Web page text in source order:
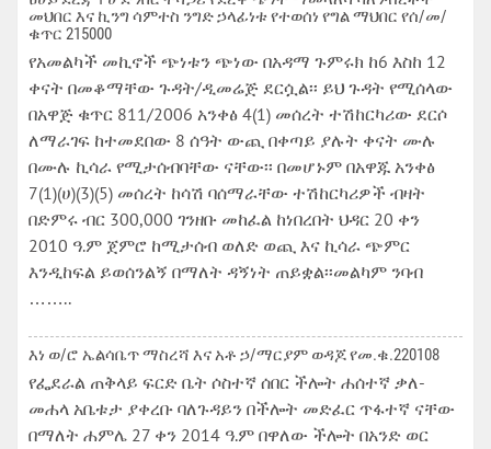
መህበር እና ኪንግ ሳምተስ ንግድ ኃላፊነቱ የተወሰነ የግል ማህበር የሰ/መ/
ቁጥር 215000
የአመልካች መኪኖች ጭነቱን ጭነው በአዳማ ጉምሩክ ከ6 እስከ 12
ቀናት በመቆማቸው ጉዳት/ዲመሬጅ ደርሷል፡፡ ይህ ጉዳት የሚሰላው
በአዋጅ ቁጥር 811/2006 አንቀፅ 4(1) መሰረት ተሽከርካሪው ደርሶ
ለማራገፍ ከተመደበው 8 ሰዓት ውጪ በቀጣይ ያሉት ቀናት ሙሉ
በሙሉ ኪሳራ የሚታሰብባቸው ናቸው፡፡ በመሆኑም በአዋጁ አንቀፅ
7(1)(ሀ)(3)(5) መሰረት ከሳሽ ባሰማራቸው ተሽከርካሪዎች ብዛት
በድምሩ ብር 300,000 ገንዘቡ መከፈል ከነበረበት ህዳር 20 ቀን
2010 ዓ.ም ጀምሮ ከሚታሰብ ወለድ ወጪ እና ኪሳራ ጭምር
እንዲከፍል ይወሰንልኝ በማለት ዳኝነት ጠይቋል፡፡መልካም ንባብ
……..
እነ ወ/ሮ ኤልሳቤጥ ማስረሻ እና አቶ ኃ/ማርያም ወዳጆ የመ.ቁ.220108
የፌደራል ጠቅላይ ፍርድ ቤት ሶስተኛ ሰበር ችሎት ሐሰተኛ ቃለ-
መሐላ አቤቱታ ያቀረቡ ባለጉዳይን በችሎት መድፈር ጥፋተኛ ናቸው
በማለት ሐምሌ 27 ቀን 2014 ዓ.ም በዋለው ችሎት በአንድ ወር